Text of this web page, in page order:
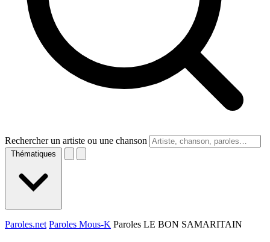
Rechercher un artiste ou une chanson
Thématiques
Paroles.net Paroles Mous-K Paroles LE BON SAMARITAIN